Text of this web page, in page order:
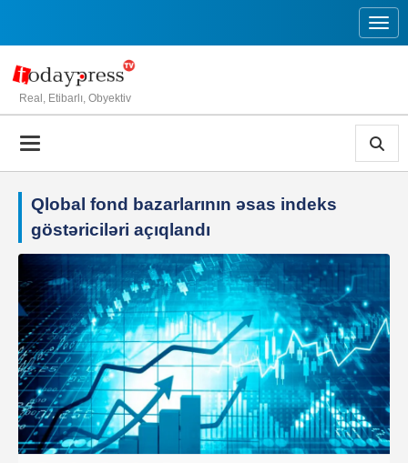
Real, Etibarlı, Obyektiv
Qlobal fond bazarlarının əsas indeks
göstəriciləri açıqlandı